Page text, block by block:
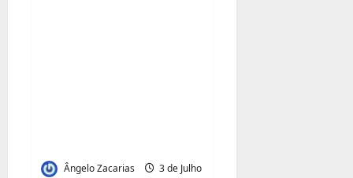
Ângelo Zacarias
3 de Julho